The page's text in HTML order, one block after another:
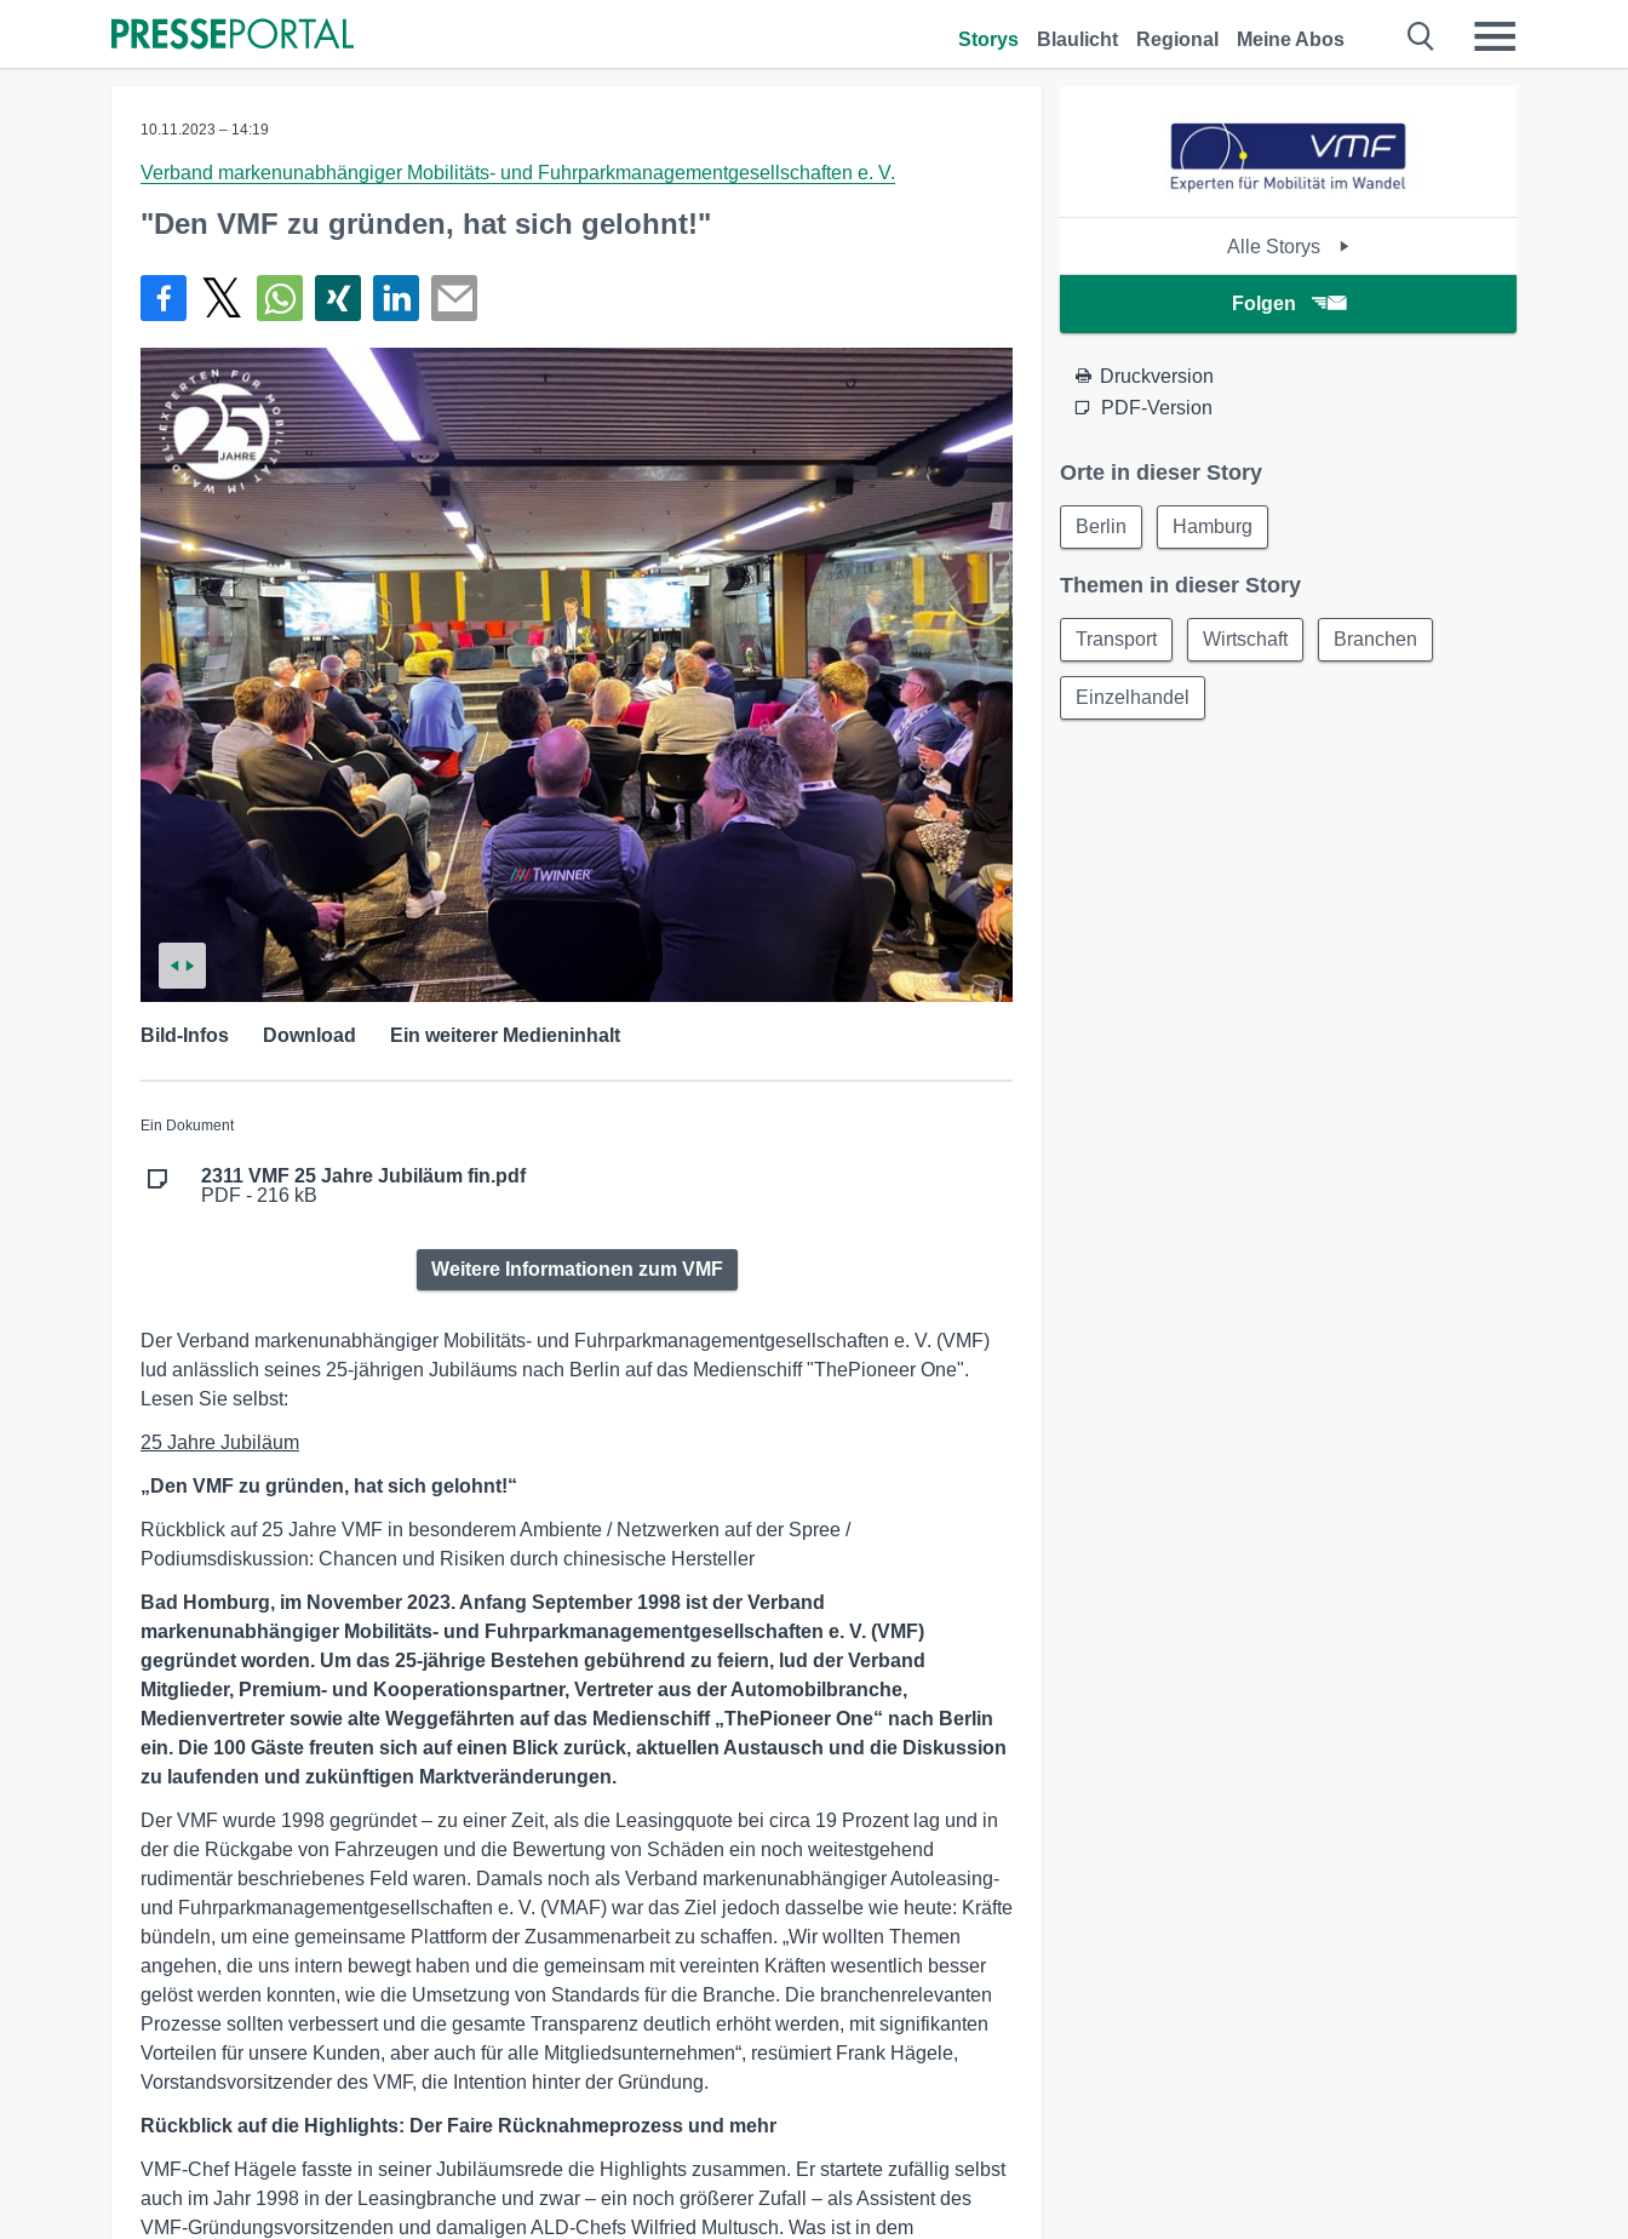
Storys Blaulicht Regional Meine Abos
10.11.2023 – 14:19
Verband markenunabhängiger Mobilitäts- und Fuhrparkmanagementgesellschaften e. V.
"Den VMF zu gründen, hat sich gelohnt!"
Bild-Infos Download Ein weiterer Medieninhalt
Ein Dokument
2311 VMF 25 Jahre Jubiläum fin.pdf
PDF - 216 kB
Weitere Informationen zum VMF
Der Verband markenunabhängiger Mobilitäts- und Fuhrparkmanagementgesellschaften e. V. (VMF)
lud anlässlich seines 25-jährigen Jubiläums nach Berlin auf das Medienschiff "ThePioneer One".
Lesen Sie selbst:
25 Jahre Jubiläum
„Den VMF zu gründen, hat sich gelohnt!“
Rückblick auf 25 Jahre VMF in besonderem Ambiente / Netzwerken auf der Spree /
Podiumsdiskussion: Chancen und Risiken durch chinesische Hersteller
Bad Homburg, im November 2023. Anfang September 1998 ist der Verband
markenunabhängiger Mobilitäts- und Fuhrparkmanagementgesellschaften e. V. (VMF)
gegründet worden. Um das 25-jährige Bestehen gebührend zu feiern, lud der Verband
Mitglieder, Premium- und Kooperationspartner, Vertreter aus der Automobilbranche,
Medienvertreter sowie alte Weggefährten auf das Medienschiff „ThePioneer One“ nach Berlin
ein. Die 100 Gäste freuten sich auf einen Blick zurück, aktuellen Austausch und die Diskussion
zu laufenden und zukünftigen Marktveränderungen.
Der VMF wurde 1998 gegründet – zu einer Zeit, als die Leasingquote bei circa 19 Prozent lag und in
der die Rückgabe von Fahrzeugen und die Bewertung von Schäden ein noch weitestgehend
rudimentär beschriebenes Feld waren. Damals noch als Verband markenunabhängiger Autoleasing-
und Fuhrparkmanagementgesellschaften e. V. (VMAF) war das Ziel jedoch dasselbe wie heute: Kräfte
bündeln, um eine gemeinsame Plattform der Zusammenarbeit zu schaffen. „Wir wollten Themen
angehen, die uns intern bewegt haben und die gemeinsam mit vereinten Kräften wesentlich besser
gelöst werden konnten, wie die Umsetzung von Standards für die Branche. Die branchenrelevanten
Prozesse sollten verbessert und die gesamte Transparenz deutlich erhöht werden, mit signifikanten
Vorteilen für unsere Kunden, aber auch für alle Mitgliedsunternehmen“, resümiert Frank Hägele,
Vorstandsvorsitzender des VMF, die Intention hinter der Gründung.
Rückblick auf die Highlights: Der Faire Rücknahmeprozess und mehr
VMF-Chef Hägele fasste in seiner Jubiläumsrede die Highlights zusammen. Er startete zufällig selbst
auch im Jahr 1998 in der Leasingbranche und zwar – ein noch größerer Zufall – als Assistent des
VMF-Gründungsvorsitzenden und damaligen ALD-Chefs Wilfried Multusch. Was ist in dem
Alle Storys
Folgen
Druckversion
PDF-Version
Orte in dieser Story
Berlin Hamburg
Themen in dieser Story
Transport Wirtschaft Branchen
Einzelhandel